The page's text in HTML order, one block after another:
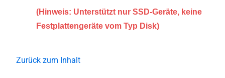
(Hinweis: Unterstützt nur SSD-Geräte, keine
Festplattengeräte vom Typ Disk)
Zurück zum Inhalt